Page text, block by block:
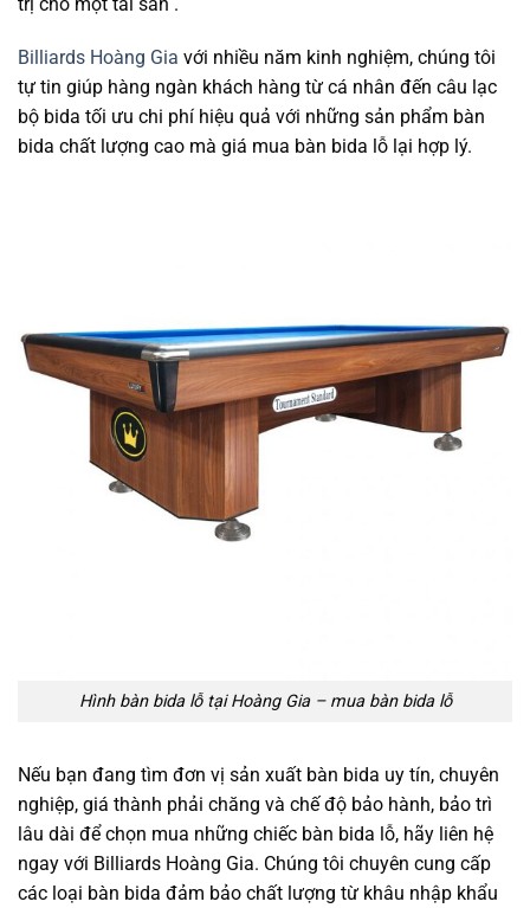
Billiards Hoàng Gia với nhiều năm kinh nghiệm, chúng tôi
tự tin giúp hàng ngàn khách hàng từ cá nhân đến câu lạc
bộ bida tối ưu chi phí hiệu quả với những sản phẩm bàn
bida chất lượng cao mà giá mua bàn bida lỗ lại hợp lý.
Hình bàn bida lỗ tại Hoàng Gia – mua bàn bida lỗ
Nếu bạn đang tìm đơn vị sản xuất bàn bida uy tín, chuyên
nghiệp, giá thành phải chăng và chế độ bảo hành, bảo trì
lâu dài để chọn mua những chiếc bàn bida lỗ, hãy liên hệ
ngay với Billiards Hoàng Gia. Chúng tôi chuyên cung cấp
các loại bàn bida đảm bảo chất lượng từ khâu nhập khẩu